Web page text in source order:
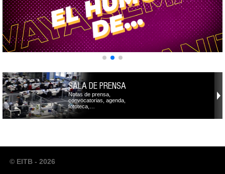
SALA DE PRENSA
Notas de prensa,
convocatorias, agenda,
fototeca,…
© EITB - 2026